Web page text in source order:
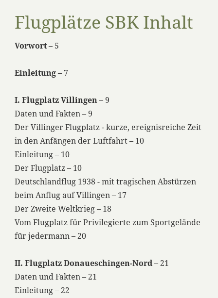
Flugplätze SBK Inhalt
Vorwort– 5
Einleitung– 7
I. Flugplatz Villingen– 9
Daten und Fakten – 9
Der Villinger Flugplatz - kurze, ereignisreiche Zeit
in den Anfängen der Luftfahrt – 10
Einleitung – 10
Der Flugplatz – 10
Deutschlandflug 1938 - mit tragischen Abstürzen
beim Anflug auf Villingen – 17
Der Zweite Weltkrieg – 18
Vom Flugplatz für Privilegierte zum Sportgelände
für jedermann – 20
II. Flugplatz Donaueschingen-Nord– 21
Daten und Fakten – 21
Einleitung – 22